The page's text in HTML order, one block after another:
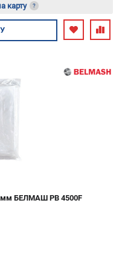
данных
карту ?
мм БЕЛМАШ PB 4500F